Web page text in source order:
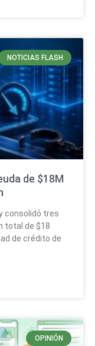
NOTICIAS FLASH
de $18M
consolidó tres
total de $18
de crédito de
OPINIÓN